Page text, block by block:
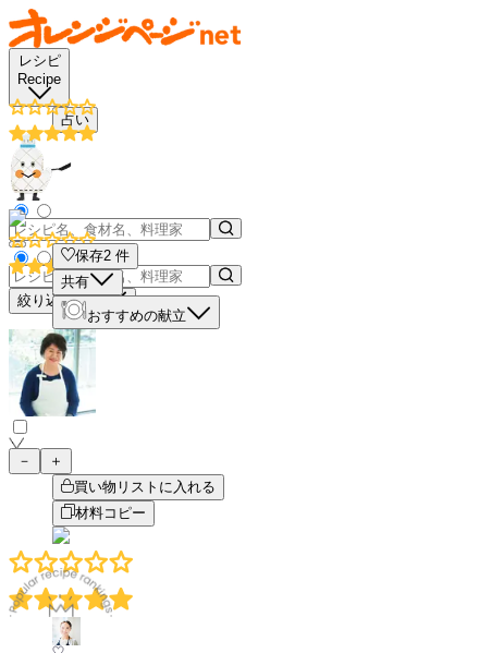
レシピ
Recipe
占い
絞り込み検索
保存2 件
共有
おすすめの献立
－
＋
買い物リストに入れる
材料コピー